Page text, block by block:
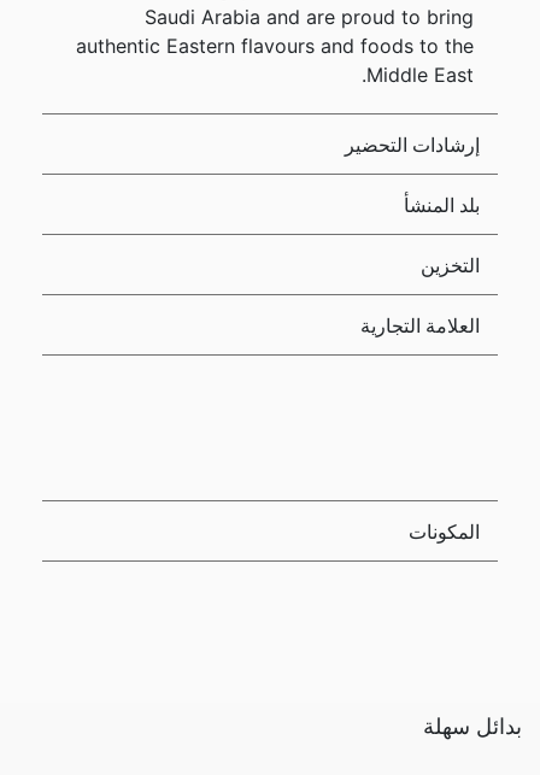
Saudi Arabia and are proud to bring
authentic Eastern flavours and foods to the
Middle East.
إرشادات التحضير
بلد المنشأ
التخزين
العلامة التجارية
المكونات
بدائل سهلة